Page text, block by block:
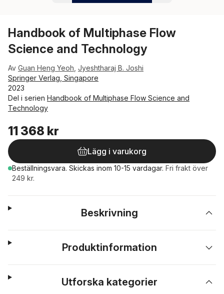
Handbook of Multiphase Flow
Science and Technology
Av Guan Heng Yeoh Jyeshtharaj B. Joshi
Springer Verlag, Singapore
2023
Del i serien Handbook of Multiphase Flow Science and
Technology
11 368 kr
Lägg i varukorg
Beställningsvara. Skickas inom 10-15 vardagar. Fri frakt över
249 kr.
Beskrivning
Produktinformation
Utforska kategorier